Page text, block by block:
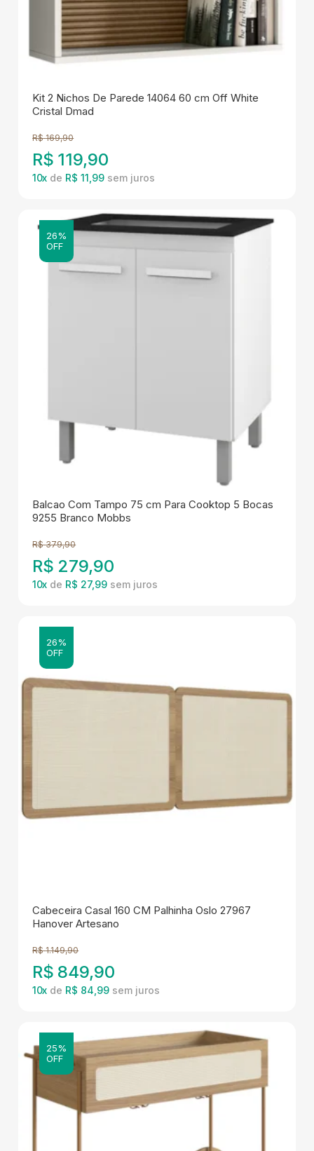
Kit 2 Nichos De Parede 14064 60 cm Off White
Cristal Dmad
R$ 169,90
R$ 119,90
10x de R$ 11,99
26%
OFF
Balcao Com Tampo 75 cm Para Cooktop 5 Bocas
9255 Branco Mobbs
R$ 379,90
R$ 279,90
10x de R$ 27,99
26%
OFF
Cabeceira Casal 160 CM Palhinha Oslo 27967
Hanover Artesano
R$ 1.149,90
R$ 849,90
10x de R$ 84,99
25%
OFF